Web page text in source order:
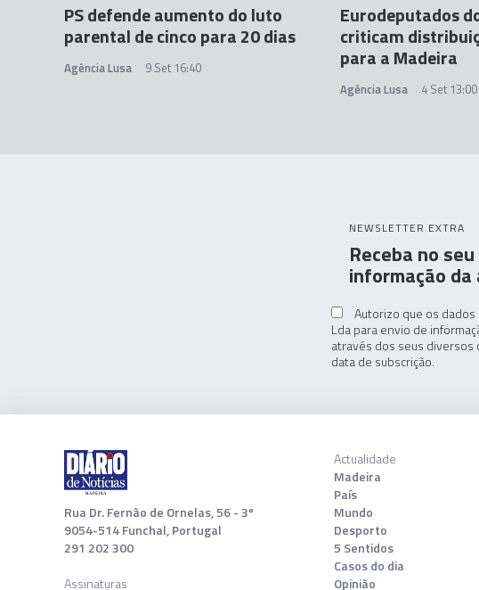
PS defende aumento do luto
parental de cinco para 20 dias
Agência Lusa 9 Set 16:40
Eurodeputados
criticam
para a Madeira
Agência Lusa 4 Set 13:00
NEWSLETTER EXTRA
Receba no
informação
Autorizo que os
Lda para envio de
através dos seus diversos
data de subscrição.
Rua Dr. Fernão de Ornelas, 56 - 3º
9054-514 Funchal, Portugal
291 202 300
Assinaturas
Actualidade
Madeira
País
Mundo
Desporto
5 Sentidos
Casos do dia
Opinião